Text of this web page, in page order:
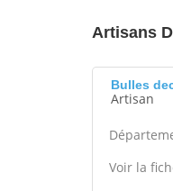
Artisans
Bulles
Artisan
Voir la